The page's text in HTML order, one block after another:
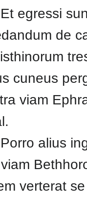
egressi
de
cuneus
viam
alius
verterat